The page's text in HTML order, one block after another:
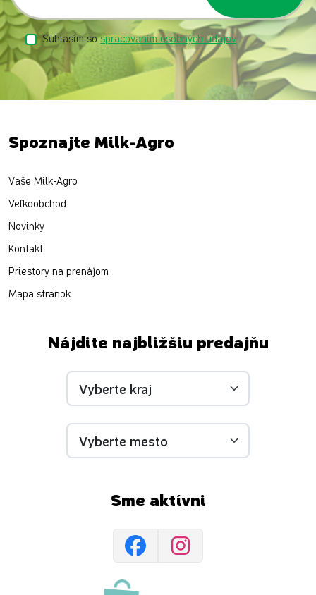
Súhlasím sospracovaním osobných údajov
Spoznajte Milk-Agro
Vaše Milk-Agro
Veľkoobchod
Novinky
Kontakt
Priestory na prenájom
Mapa stránok
Nájdite najbližšiu predajňu
Sme aktívni